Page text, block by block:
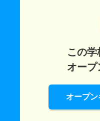
この学
オープ
オープン